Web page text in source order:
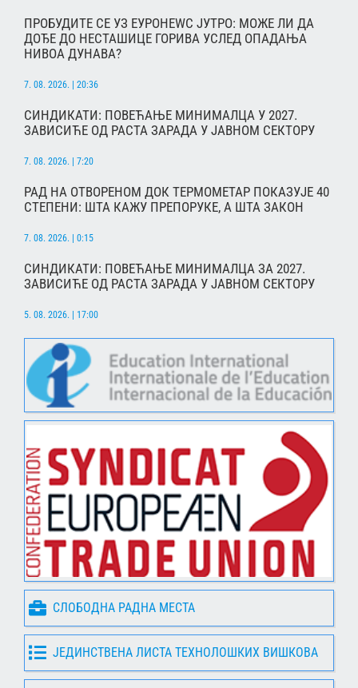
ПРОБУДИТЕ СЕ УЗ ЕУРОНЕWС ЈУТРО: МОЖЕ ЛИ ДА
ДОЂЕ ДО НЕСТАШИЦЕ ГОРИВА УСЛЕД ОПАДАЊА
НИВОА ДУНАВА?
7. 08. 2026. | 20:36
СИНДИКАТИ: ПОВЕЋАЊЕ МИНИМАЛЦА У 2027.
ЗАВИСИЋЕ ОД РАСТА ЗАРАДА У ЈАВНОМ СЕКТОРУ
7. 08. 2026. | 7:20
РАД НА ОТВОРЕНОМ ДОК ТЕРМОМЕТАР ПОКАЗУЈЕ 40
СТЕПЕНИ: ШТА КАЖУ ПРЕПОРУКЕ, А ШТА ЗАКОН
7. 08. 2026. | 0:15
СИНДИКАТИ: ПОВЕЋАЊЕ МИНИМАЛЦА ЗА 2027.
ЗАВИСИЋЕ ОД РАСТА ЗАРАДА У ЈАВНОМ СЕКТОРУ
5. 08. 2026. | 17:00
СЛОБОДНА РАДНА МЕСТА
ЈЕДИНСТВЕНА ЛИСТА ТЕХНОЛОШКИХ ВИШКОВА